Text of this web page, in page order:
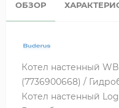
ОБЗОР
Котел настенный
(7736900668) /
Котел настенный